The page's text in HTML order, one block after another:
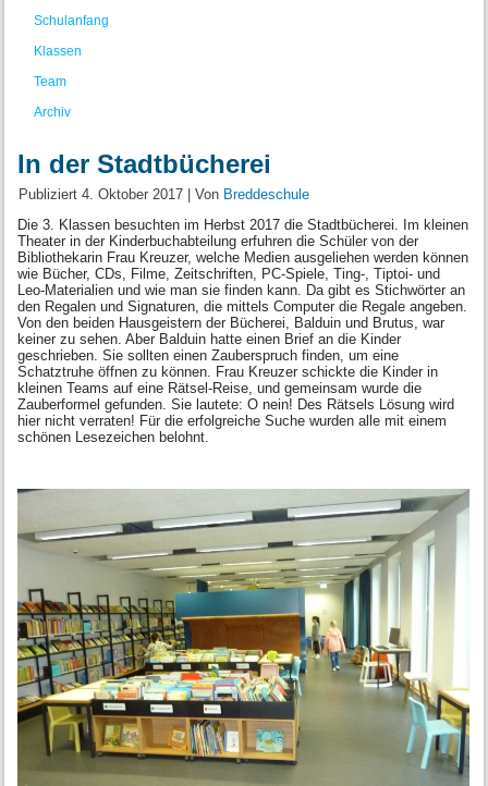
Schulanfang
Klassen
Team
Archiv
In der Stadtbücherei
Publiziert 4. Oktober 2017 |Von Breddeschule
Die 3. Klassen besuchten im Herbst 2017 die Stadtbücherei. Im kleinen
Theater in der Kinderbuchabteilung erfuhren die Schüler von der
Bibliothekarin Frau Kreuzer, welche Medien ausgeliehen werden können
wie Bücher, CDs, Filme, Zeitschriften, PC-Spiele, Ting-, Tiptoi- und
Leo-Materialien und wie man sie finden kann. Da gibt es Stichwörter an
den Regalen und Signaturen, die mittels Computer die Regale angeben.
Von den beiden Hausgeistern der Bücherei, Balduin und Brutus, war
keiner zu sehen. Aber Balduin hatte einen Brief an die Kinder
geschrieben. Sie sollten einen Zauberspruch finden, um eine
Schatztruhe öffnen zu können. Frau Kreuzer schickte die Kinder in
kleinen Teams auf eine Rätsel-Reise, und gemeinsam wurde die
Zauberformel gefunden. Sie lautete: O nein! Des Rätsels Lösung wird
hier nicht verraten! Für die erfolgreiche Suche wurden alle mit einem
schönen Lesezeichen belohnt.